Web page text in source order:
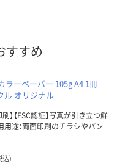
すすめ
ラーペーパー 105g A4 1冊
オリジナル
刷】【FSC認証】写真が引き立つ鮮
途：両面印刷のチラシやパン
込)